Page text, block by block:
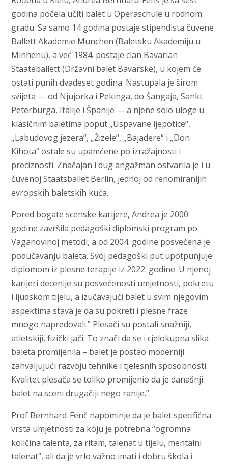
godina počela učiti balet u Operaschule u rodnom
gradu. Sa samo 14 godina postaje stipendista čuvene
Ballett Akademie Munchen (Baletsku Akademiju u
Minhenu), a već 1984. postaje clan Bavarian
Staateballett (Državni balet Bavarske), u kojem će
ostati punih dvadeset godina. Nastupala je širom
svijeta — od Njujorka i Pekinga, do Šangaja, Sankt
Peterburga, Italije i Španije — a njene solo uloge u
klasičnim baletima poput „Uspavane ljepotice“,
„Labudovog jezera“, „Žizele“, „Bajadere“ i „Don
Kihota“ ostale su upamćene po izražajnosti i
preciznosti. Značajan i dug angažman ostvarila je i u
čuvenoj Staatsballet Berlin, jednoj od renomiranijih
evropskih baletskih kuća.
Pored bogate scenske karijere, Andrea je 2000.
godine završila pedagoški diplomski program po
Vaganovinoj metodi, a od 2004. godine posvećena je
podučavanju baleta. Svoj pedagoški put upotpunjuje
diplomom iz plesne terapije iz 2022. godine. U njenoj
karijeri decenije su posvećenosti umjetnosti, pokretu
i ljudskom tijelu, a izučavajući balet u svim njegovim
aspektima stava je da su pokreti i plesne fraze
mnogo napredovali.” Plesači su postali snažniji,
atletskiji, fizički jači. To znači da se i cjelokupna slika
baleta promijenila – balet je postao moderniji
zahvaljujući razvoju tehnike i tjelesnih sposobnosti.
Kvalitet plesača se toliko promijenio da je današnji
balet na sceni drugačiji nego ranije.”
Prof Bernhard-Fenč napominje da je balet specifična
vrsta umjetnosti za koju je potrebna “ogromna
količina talenta, za ritam, talenat u tijelu, mentalni
talenat”, ali da je vrlo važno imati i dobru škola i